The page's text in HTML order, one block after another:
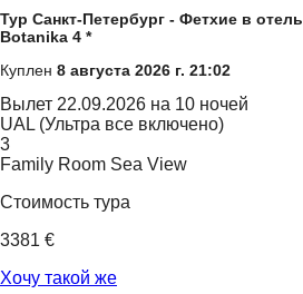
Тур Санкт-Петербург - Фетхие в
Botanika 4 *
Куплен 8 августа 2026 г. 21:02
Вылет 22.09.2026 на 10 ночей
UAL (Ультра все включено)
3
Family Room Sea View
Стоимость тура
3381 €
Хочу такой же